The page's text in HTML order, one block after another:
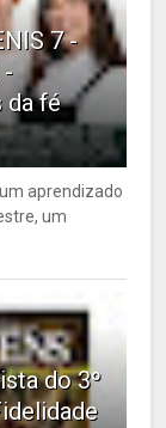
7 -
-
da fé
aprendizado
um
do 3º